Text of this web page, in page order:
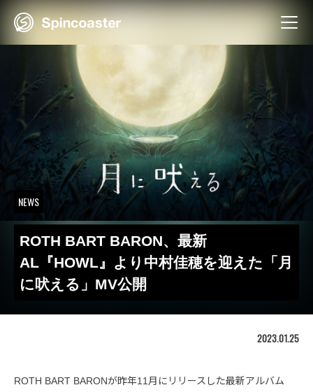
Skip
NEWS
ROTH BART BARON、最新
AL『HOWL』より中村佳穂を迎えた「月
に吠える」MV公開
2023.01.25
ROTH BART BARONが昨年11月にリリースした最新アルバム